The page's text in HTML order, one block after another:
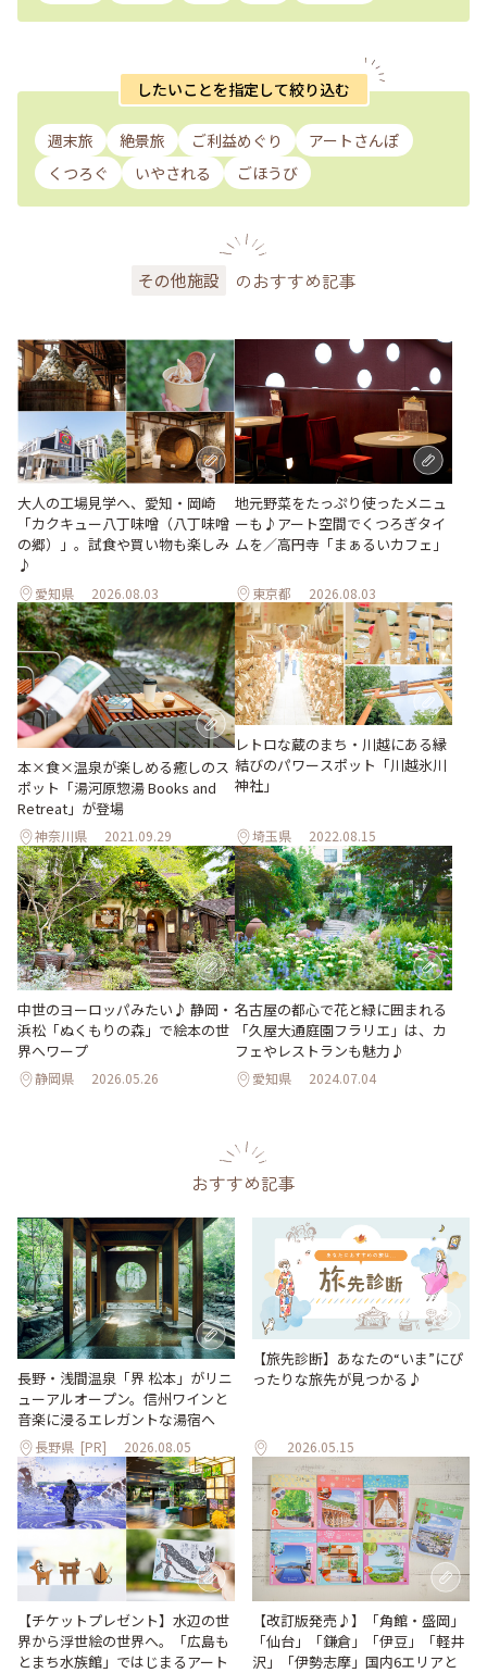
したいことを指定して絞り込む
週末旅 絶景旅 ご利益めぐり
アートさんぽ
くつろぐ
いやされる ごほうび
その他施設 のおすすめ記事
大人の工場見学へ、愛知・岡崎
「カクキュー八丁味噌（八丁味噌
の郷）」。試食や買い物も楽しみ
♪
愛知県 2026.08.03
地元野菜をたっぷり使ったメニュ
ーも♪アート空間でくつろぎタイ
ムを／高円寺「まぁるいカフェ」
東京都 2026.08.03
本×食×温泉が楽しめる癒しのス
ポット「湯河原惣湯 Books and
Retreat」が登場
神奈川県 2021.09.29
レトロな蔵のまち・川越にある縁
結びのパワースポット「川越氷川
神社」
埼玉県 2022.08.15
中世のヨーロッパみたい♪ 静岡・
浜松「ぬくもりの森」で絵本の世
界へワープ
静岡県 2026.05.26
名古屋の都心で花と緑に囲まれる
「久屋大通庭園フラリエ」は、カ
フェやレストランも魅力♪
愛知県 2024.07.04
おすすめ記事
長野・浅間温泉「界 松本」がリニ
ューアルオープン。信州ワインと
音楽に浸るエレガントな湯宿へ
長野県 [PR] 2026.08.05
【旅先診断】あなたの“いま”にぴ
ったりな旅先が見つかる♪
2026.05.15
【チケットプレゼント】水辺の世
界から浮世絵の世界へ。「広島も
とまち水族館」ではじまるアート
【改訂版発売♪】「角館・盛岡」
「仙台」「鎌倉」「伊豆」「軽井
沢」「伊勢志摩」国内6エリアと